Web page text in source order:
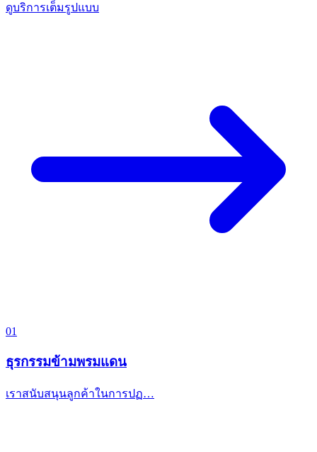
ดูบริการเต็มรูปแบบ
01
ธุรกรรมข้ามพรมแดน
เราสนับสนุนลูกค้าในการปฏ…